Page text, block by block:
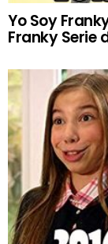
Yo Soy
Franky Serie